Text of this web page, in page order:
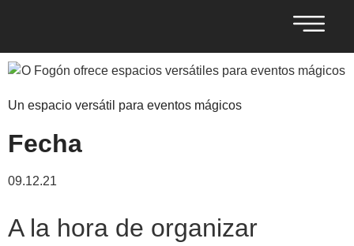
Un espacio versátil para eventos mágicos
Fecha
09.12.21
A la hora de organizar